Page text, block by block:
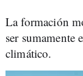
La formación
ser sumamente
climático.